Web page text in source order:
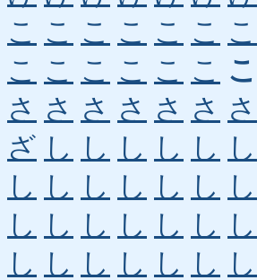
こ こ こ こ こ こ こ
こ こ こ こ こ こ こ
さ さ さ さ さ さ さ
ざ し し し し し し
し し し し し し し
し し し し し し し
し し し し し し し